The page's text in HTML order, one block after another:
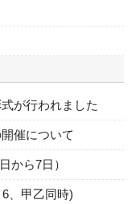
が行われました
催について
から7日）
、甲乙同時)